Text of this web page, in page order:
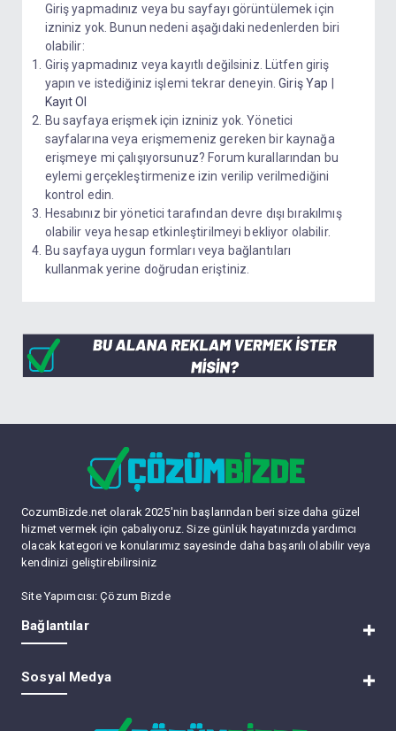
Giriş yapmadınız veya bu sayfayı görüntülemek için
izniniz yok. Bunun nedeni aşağıdaki nedenlerden biri
olabilir:
Giriş yapmadınız veya kayıtlı değilsiniz. Lütfen giriş
yapın ve istediğiniz işlemi tekrar deneyin.Giriş Yap
Kayıt Ol
Bu sayfaya erişmek için izniniz yok. Yönetici
sayfalarına veya erişmemeniz gereken bir kaynağa
erişmeye mi çalışıyorsunuz? Forum kurallarından bu
eylemi gerçekleştirmenize izin verilip verilmediğini
kontrol edin.
Hesabınız bir yönetici tarafından devre dışı bırakılmış
olabilir veya hesap etkinleştirilmeyi bekliyor olabilir.
Bu sayfaya uygun formları veya bağlantıları
kullanmak yerine doğrudan eriştiniz.
CozumBizde.net olarak 2025'nin başlarından beri size daha güzel
hizmet vermek için çabalıyoruz. Size günlük hayatınızda yardımcı
olacak kategori ve konularımız sayesinde daha başarılı olabilir veya
kendinizi geliştirebilirsiniz
Site Yapımcısı:Çözum Bizde
Bağlantılar
Lite (Arşiv) Modu
Sosyal Medya